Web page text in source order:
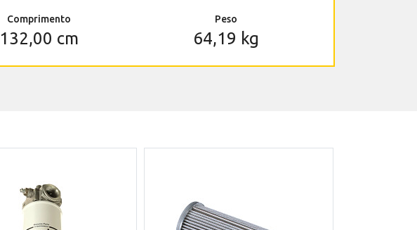
Comprimento
132,00 cm
Peso
64,19 kg